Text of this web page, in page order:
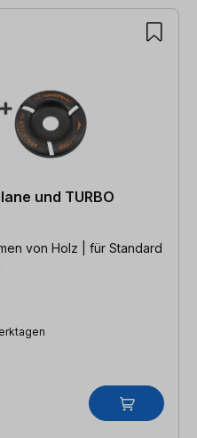
und TURBO
von Holz | für Standard